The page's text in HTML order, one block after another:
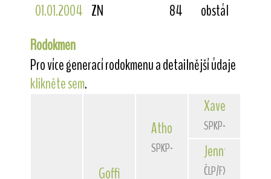
01.01.2004 ZN 84
obstál
Rodokmen
Pro více generací rodokmenu a detailnější údaje
klikněte sem.
Goffiz Kuliaru
Athos z Kuliaru
SPKP-2272
Xaver
SPKP-2088
Jenny
ČLP/FXD/27655